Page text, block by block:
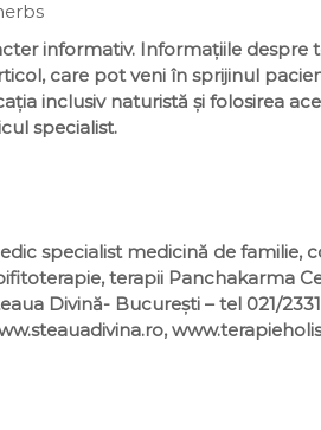
informativ. Informațiile despre
care pot veni în sprijinul
inclusiv naturistă și folosirea
specialist.
specialist medicină de familie,
terapii Panchakarma
Divină- București – tel 021/